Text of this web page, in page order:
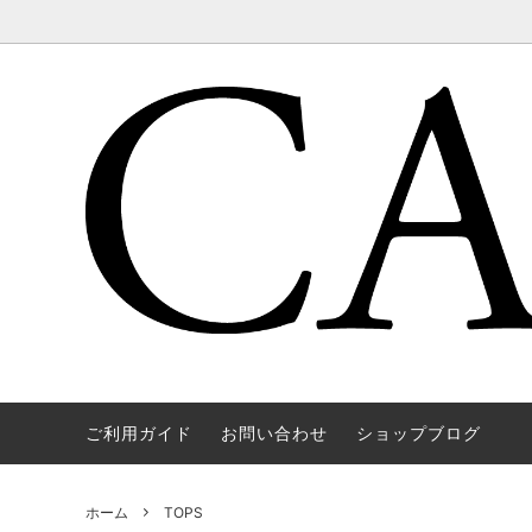
WAREHOUSE & CO. OOE
OUTER TOPS
ご利用ガイド お問い合わせ ショップブログ
ホーム TOPS